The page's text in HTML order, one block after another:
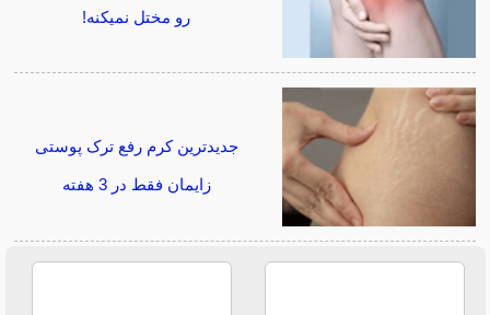
رو مختل نمیکنه!
جدیدترین کرم رفع ترک پوستی
زایمان فقط در 3 هفته